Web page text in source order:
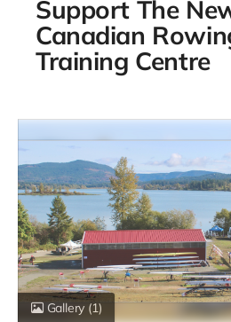
Silken Laumann & Wayne
$196,307.64 in matching
your contribution too. We'll show
contribution before you pay.
Support The
Canadian
Training Centre
Gallery (1)